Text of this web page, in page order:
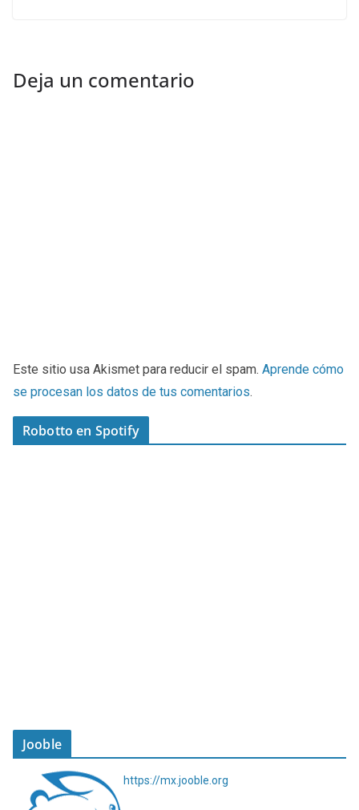
Deja un comentario
Este sitio usa Akismet para reducir el spam. Aprende cómo
se procesan los datos de tus comentarios.
Robotto en Spotify
Jooble
https://mx.jooble.org